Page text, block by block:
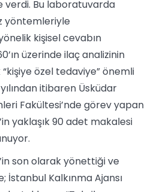
verdi. Bu laboratuvarda
yöntemleriyle
kişisel cevabın
üzerinde ilaç analizinin
özel tedaviye” önemli
itibaren Üsküdar
Fakültesi’nde görev yapan
yaklaşık 90 adet makalesi
son olarak yönettiği ve
İstanbul Kalkınma Ajansı